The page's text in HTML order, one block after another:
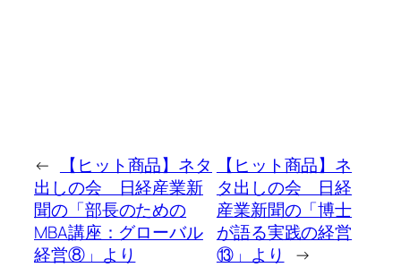
←
【ヒット商品】ネタ
出しの会 日経産業新
聞の「部長のための
MBA講座：グローバル
経営⑧」より
【ヒット商品】ネ
タ出しの会 日経
産業新聞の「博士
が語る実践の経営
⑬」より
→